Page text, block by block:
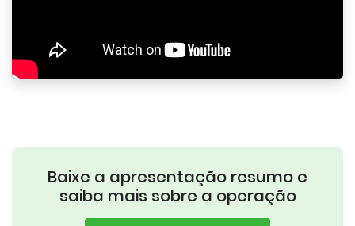
Baixe a apresentação resumo e
saiba mais sobre a operação